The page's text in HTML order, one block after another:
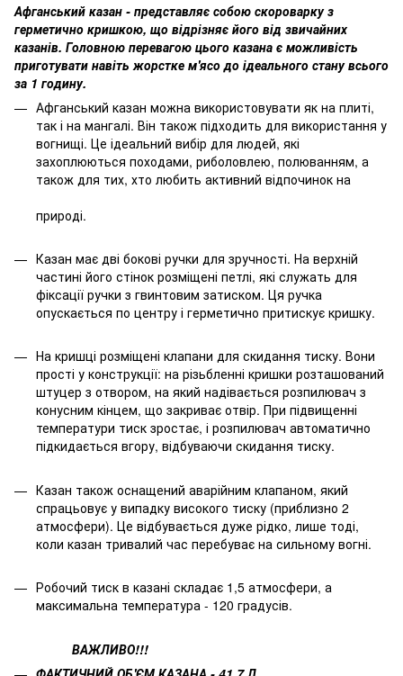
Афганський казан - представляє собою скороварку з
герметично кришкою, що відрізняє його від звичайних
казанів. Головною перевагою цього казана є можливість
приготувати навіть жорстке м'ясо до ідеального стану всього
за 1 годину.
Афганський казан можна використовувати як на плиті,
так і на мангалі. Він також підходить для використання у
вогнищі. Це ідеальний вибір для людей, які
захоплюються походами, риболовлею, полюванням, а
також для тих, хто любить активний відпочинок на
природі.
Казан має дві бокові ручки для зручності. На верхній
частині його стінок розміщені петлі, які служать для
фіксації ручки з гвинтовим затиском. Ця ручка
опускається по центру і герметично притискує кришку.
На кришці розміщені клапани для скидання тиску. Вони
прості у конструкції: на різьбленні кришки розташований
штуцер з отвором, на який надівається розпилювач з
конусним кінцем, що закриває отвір. При підвищенні
температури тиск зростає, і розпилювач автоматично
підкидається вгору, відбуваючи скидання тиску.
Казан також оснащений аварійним клапаном, який
спрацьовує у випадку високого тиску (приблизно 2
атмосфери). Це відбувається дуже рідко, лише тоді,
коли казан тривалий час перебуває на сильному вогні.
Робочий тиск в казані складає 1,5 атмосфери, а
максимальна температура - 120 градусів.
ВАЖЛИВО!!!